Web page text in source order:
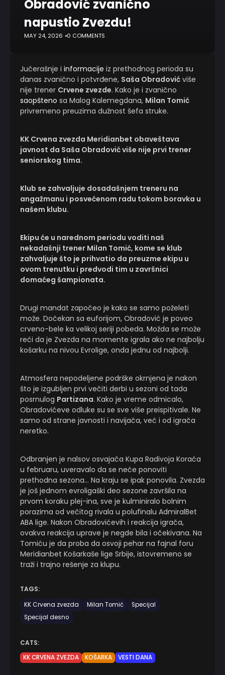
Obradović zvanično
napustio Zvezdu!
MAY 24, 2026 0 COMMENTS
Jučerašnje i informacije iz prethodnog perioda su
danas zvanično i potvrđene, Saša Obradović više
nije trener Crvene zvezde. Kako je i zvanično
saopšteno sa Malog Kalemegdana, Milan Tomić
privremeno preuzima dužnost šefa struke.
KK Crvena zvezda Meridianbet obaveštava
javnost da Saša Obradović više nije prvi trener
seniorskog tima.
Klub se zahvaljuje dosadašnjem treneru na
angažmanu i posvećenom radu tokom boravka u
našem klubu.
Ekipu će u narednom periodu voditi naš
nekadašnji trener Milan Tomić, kome se klub
zahvaljuje što je prihvatio da preuzme ekipu u
ovom trenutku i predvodi tim u završnici
domaćeg šampionata.
Drugi mandat započeo je kako se samo poželeti
može. Dočekan sa euforijom, Obradović je poveo
crveno-bele ka velikoj seriji pobeda. Možda se može
reći da je Zvezda na momente igrala ako ne najbolju
košarku na nivou Evrolige, onda jednu od najbolji.
Atmosfera nepodeljene podrške okrnjena je nakon
što je izgubljen prvi večiti derbi u sezoni od tada
posrnulog Partizana. Kako je vreme odmicalo,
Obradovićeve odluke su se sve više preispitivale. Ne
samo od strane javnosti i navijača, već i od igrača
neretko.
Odbranjen je nalsov osvajača Kupa Radivoja Koraća
u februaru, uveravalo da se neće ponoviti
prethodna sezona… Na kraju se ipak ponovila. Zvezda
je još jednom evroligaški deo sezone završila na
prvom koraku plej-ina, sve je kulminiralo bolnim
porazima od večitog rivala u polufinalu AdmiralBet
ABA lige. Nakon Obradovićevih i reakcija igrača,
ovakva reakcija uprave je negde bila i očekivana. Na
Tomiću je da proba da osvoji pehar na fajnal foru
Meridianbet Košarkaše lige Srbije, istovremeno se
traži i trajno rešenje za klupu.
TAGS:
KK Crvena zvezda
Milan Tomić
Specijal
Specijal desno
CATS:
KK CRVENA ZVEZDA
KOŠARKA VESTI DANA